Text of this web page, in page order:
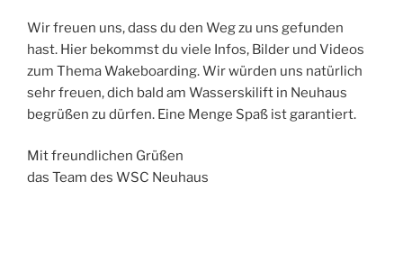
Wir freuen uns, dass du den Weg zu uns gefunden
hast. Hier bekommst du viele Infos, Bilder und Videos
zum Thema Wakeboarding. Wir würden uns natürlich
sehr freuen, dich bald am Wasserskilift in Neuhaus
begrüßen zu dürfen. Eine Menge Spaß ist garantiert.
Mit freundlichen Grüßen
das Team des WSC Neuhaus